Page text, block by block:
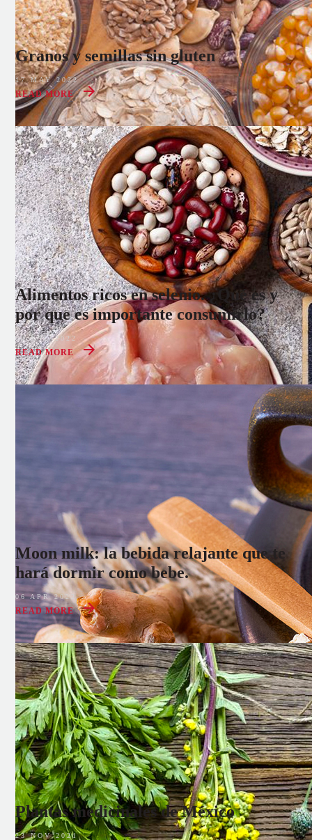
Granos y semillas sin gluten
17 MAY 2022
READ MORE
Alimentos ricos en selenio. ¿Qué es y
por que es importante consumirlo?
08 AUG 2022
READ MORE
Moon milk: la bebida relajante que te
hará dormir como bebe.
06 APR 2022
READ MORE
Plantas medicinales de México
23 NOV 2021